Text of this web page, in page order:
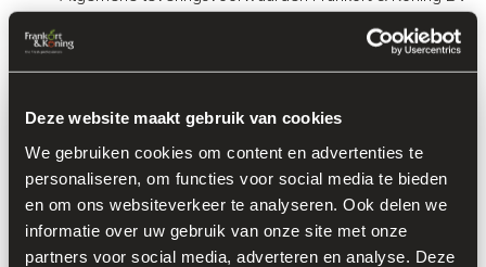
Deze website maakt gebruik van cookies
We gebruiken cookies om content en advertenties te
personaliseren, om functies voor social media te bieden
en om ons websiteverkeer te analyseren. Ook delen we
informatie over uw gebruik van onze site met onze
partners voor social media, adverteren en analyse. Deze